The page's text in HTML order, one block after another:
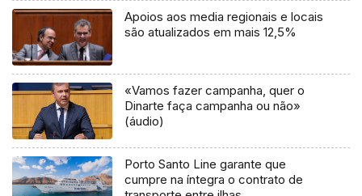
Apoios aos media regionais e locais
são atualizados em mais 12,5%
«Vamos fazer campanha, quer o
Dinarte faça campanha ou não»
(áudio)
Porto Santo Line garante que
cumpre na íntegra o contrato de